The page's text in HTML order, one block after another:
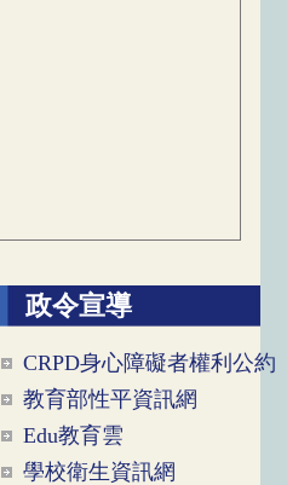
政令宣導
CRPD身心障礙者權利公約
教育部性平資訊網
Edu教育雲
學校衛生資訊網